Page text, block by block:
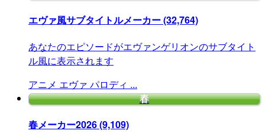
エヴァ風サブタイトルメーカー(32,764)
あなたのエピソードがエヴァンゲリオンのサブタイト
ル風に表示されます
アニメ エヴァ パロディ ...
春
春メーカー2026(9,109)